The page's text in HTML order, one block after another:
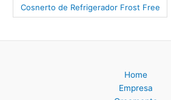
Cosnerto de Refrigerador Frost Free
Home
Empresa